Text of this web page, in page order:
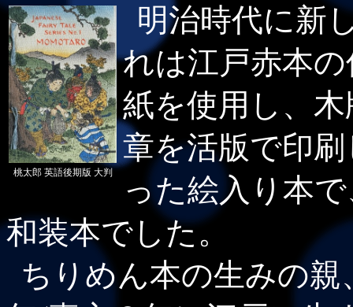
桃太郎 英語後期版 大判
明治時代に新
れは江戸赤本
紙を使用し、
章を活版で印
った絵入り本
和装本でした。
ちりめん本の生みの